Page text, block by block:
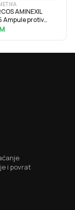
AMINEXIL
Ampule protiv
za žene 21x6
i povrat